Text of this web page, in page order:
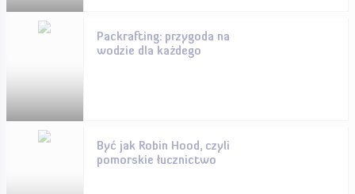
Packrafting: przygoda na
wodzie dla każdego
Być jak Robin Hood, czyli
pomorskie łucznictwo